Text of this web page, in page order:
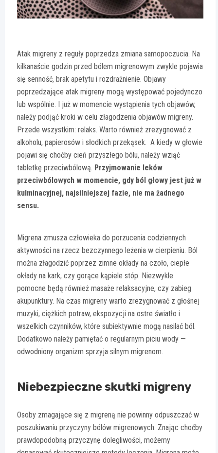
Atak migreny z reguły poprzedza zmiana samopoczucia. Na
kilkanaście godzin przed bólem migrenowym zwykle pojawia
się senność, brak apetytu i rozdrażnienie. Objawy
poprzedzające atak migreny mogą występować pojedynczo
lub wspólnie. I już w momencie wystąpienia tych objawów,
należy podjąć kroki w celu złagodzenia objawów migreny.
Przede wszystkim: relaks. Warto również zrezygnować z
alkoholu, papierosów i słodkich przekąsek. A kiedy w głowie
pojawi się choćby cień przyszłego bólu, należy wziąć
tabletkę przeciwbólową. Przyjmowanie leków
przeciwbólowych w momencie, gdy ból głowy jest już w
kulminacyjnej, najsilniejszej fazie, nie ma żadnego
sensu.
Migrena zmusza człowieka do porzucenia codziennych
aktywności na rzecz bezczynnego leżenia w cierpieniu. Ból
można złagodzić poprzez zimne okłady na czoło, ciepłe
okłady na kark, czy gorące kąpiele stóp. Niezwykle
pomocne będą również masaże relaksacyjne, czy zabieg
akupunktury. Na czas migreny warto zrezygnować z głośnej
muzyki, ciężkich potraw, ekspozycji na ostre światło i
wszelkich czynników, które subiektywnie mogą nasilać ból.
Dodatkowo należy pamiętać o regularnym piciu wody —
odwodniony organizm sprzyja silnym migrenom.
Niebezpieczne skutki migreny
Osoby zmagające się z migreną nie powinny odpuszczać w
poszukiwaniu przyczyny bólów migrenowych. Znając choćby
prawdopodobną przyczynę dolegliwości, możemy